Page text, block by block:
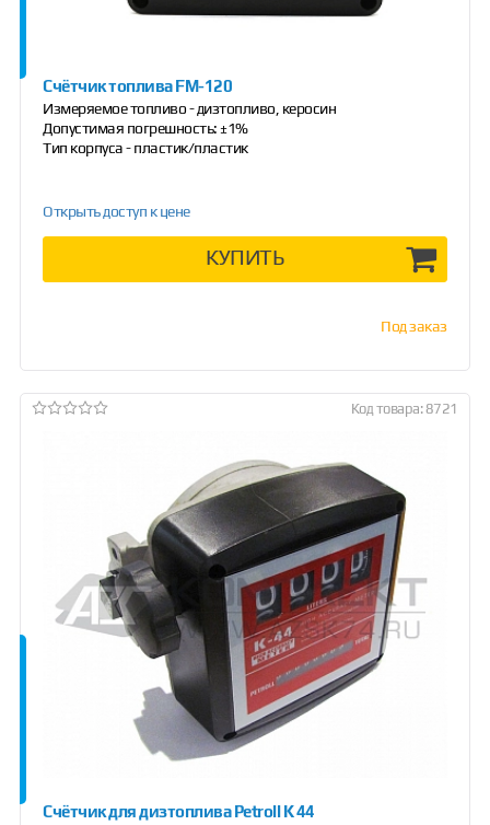
Счётчик топлива FM-120
Измеряемое топливо - дизтопливо, керосин
Допустимая погрешность: ±1%
Тип корпуса - пластик/пластик
Открыть доступ к цене
КУПИТЬ
Под заказ
Код товара: 8721
Счётчик для дизтоплива Petroll K 44